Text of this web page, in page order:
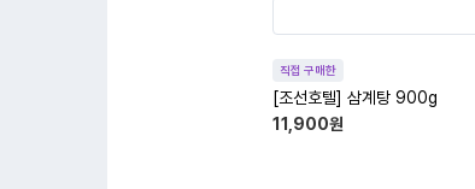
직접 구매한
[조선호텔] 삼계탕 900g
11,900원